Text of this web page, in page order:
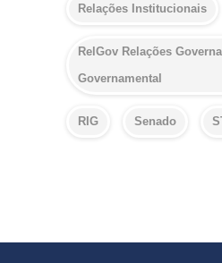
Relações Institucionais
RelGov Relações
Governamental
RIG Senado